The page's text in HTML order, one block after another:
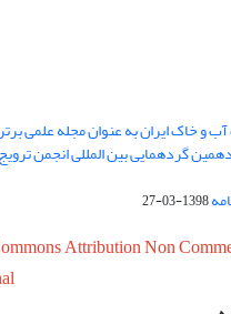
و خاک ایران به عنوان مجله علمی
در پانزدهمین گردهمایی بین المللی انجمن
1398-03-27
Attribution Non